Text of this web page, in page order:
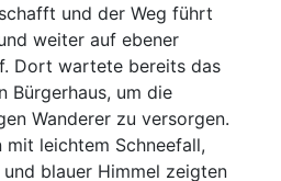
und der Weg führt
weiter auf ebener
Dort wartete bereits das
Bürgerhaus, um die
Wanderer zu versorgen.
mit leichtem Schneefall,
blauer Himmel zeigten